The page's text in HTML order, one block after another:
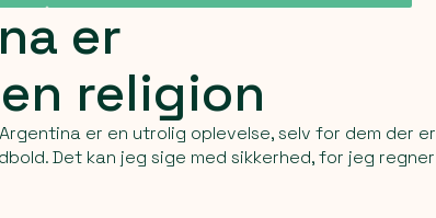
er
en religion
er en utrolig oplevelse, selv for dem der er
Det kan jeg sige med sikkerhed, for jeg regner